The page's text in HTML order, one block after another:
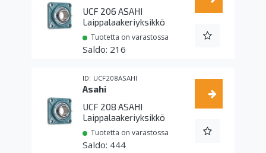
UCF 206 ASAHI
Laippalaakeriyksikkö
Tuotetta on varastossa
216
UCF208ASAHI
Asahi
UCF 208 ASAHI
Laippalaakeriyksikkö
Tuotetta on varastossa
444